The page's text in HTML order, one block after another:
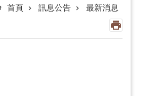
首頁 訊息公告 最新消息